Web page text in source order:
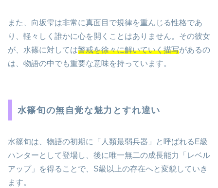
また、向坂雫は非常に真面目で規律を重んじる性格であ
り、軽々しく誰かに心を開くことはありません。その彼女
が、水篠に対しては警戒を徐々に解いていく描写があるの
は、物語の中でも重要な意味を持っています。
水篠旬の無自覚な魅力とすれ違い
水篠旬は、物語の初期に「人類最弱兵器」と呼ばれるE級
ハンターとして登場し、後に唯一無二の成長能力「レベル
アップ」を得ることで、S級以上の存在へと変貌していき
ます。